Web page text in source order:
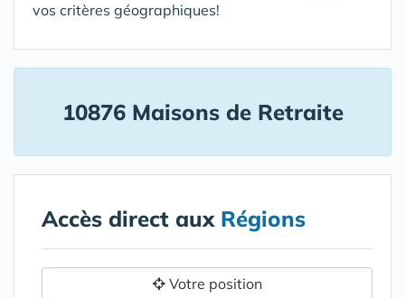
vos critères géographiques!
10876 Maisons de Retraite
Accès direct aux Régions
Votre position